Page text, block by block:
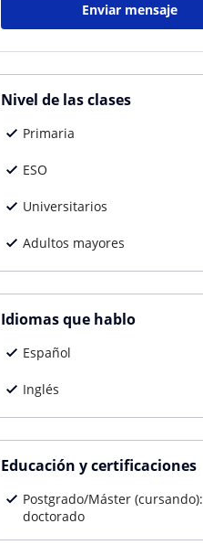
Enviar mensaje
Nivel de las clases
Primaria
ESO
Universitarios
Adultos mayores
Idiomas que hablo
Español
Inglés
Educación y certificaciones
Postgrado/Máster (cursando):
doctorado